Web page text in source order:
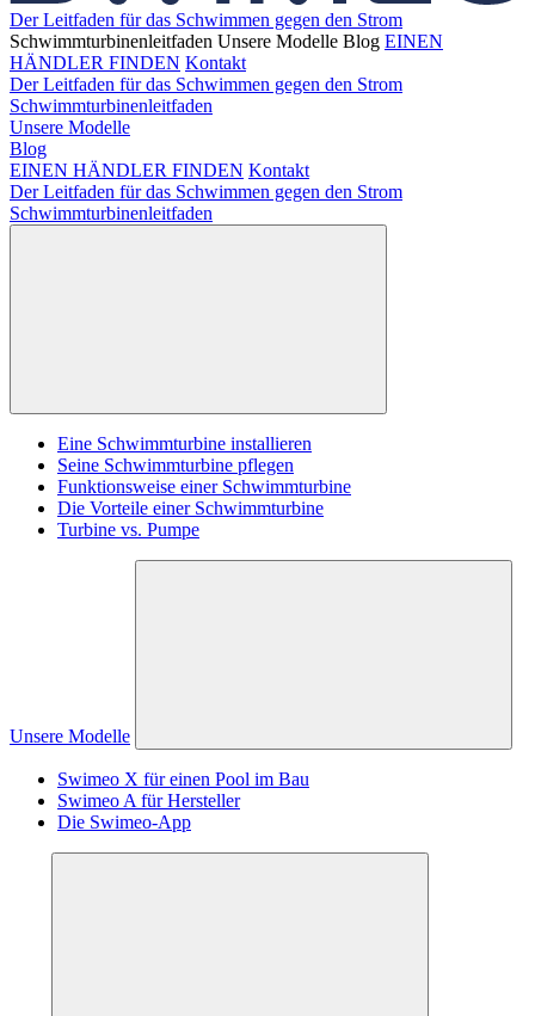
Der Leitfaden für das Schwimmen gegen den Strom
Schwimmturbinenleitfaden Unsere Modelle Blog EINEN
HÄNDLER FINDEN Kontakt
Der Leitfaden für das Schwimmen gegen den Strom
Schwimmturbinenleitfaden
Unsere Modelle
Blog
EINEN HÄNDLER FINDEN Kontakt
Der Leitfaden für das Schwimmen gegen den Strom
Schwimmturbinenleitfaden
Eine Schwimmturbine installieren
Seine Schwimmturbine pflegen
Funktionsweise einer Schwimmturbine
Die Vorteile einer Schwimmturbine
Turbine vs. Pumpe
Unsere Modelle
Swimeo X für einen Pool im Bau
Swimeo A für Hersteller
Die Swimeo-App